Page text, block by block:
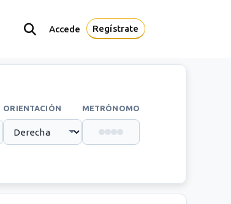
Accede Regístrate
ORIENTACIÓN METRÓNOMO